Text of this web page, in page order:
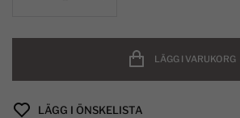
LÄGG I VARUKORG
LÄGG I ÖNSKELISTA